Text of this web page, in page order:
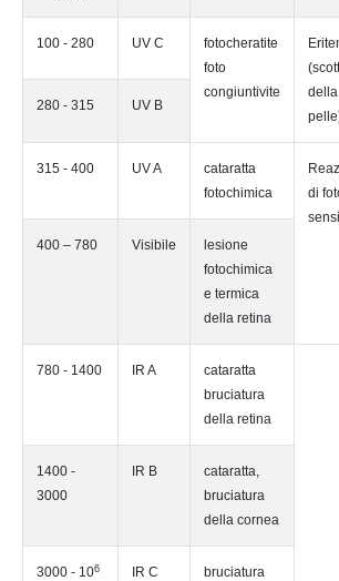
100 - 280 UV C
fotocheratite
foto
congiuntivite
della
280 - 315 UV B
315 - 400 UV A
cataratta
fotochimica
di
400 – 780
Visibile
lesione
fotochimica
e termica
della retina
780 - 1400 IR A
cataratta
bruciatura
della retina
1400 -
3000
IR B
cataratta,
bruciatura
della cornea
3000 - 106 IR C
bruciatura